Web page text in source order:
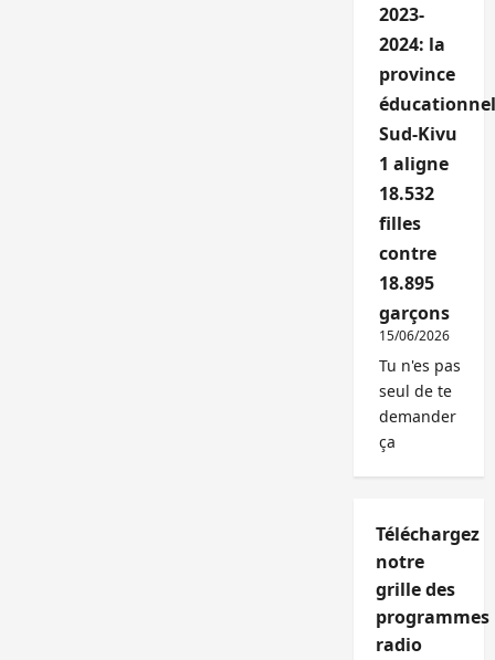
2023-
2024: la
province
Sud-Kivu
1 aligne
18.532
filles
contre
18.895
garçons
15/06/2026
Tu n'es pas
seul de te
demander
ça
Téléchargez
notre
grille des
programmes
radio